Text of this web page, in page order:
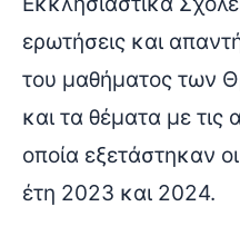
ερωτήσεις και
του μαθήματος των
και τα θέματα με τις
οποία εξετάστηκαν
έτη 2023 και 2024.